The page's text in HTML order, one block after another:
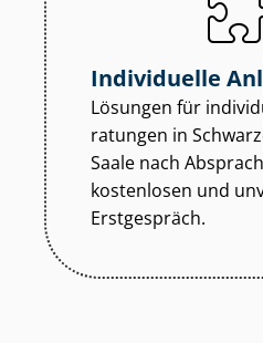
Individuelle
Lösungen für
ra­tun­gen in
Saale nach
kostenlosen und
Erstgespräch.